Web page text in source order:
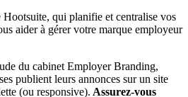
qui planifie et centralise vos
aider à gérer votre marque employeur
du cabinet Employer Branding,
publient leurs annonces sur un site
(ou responsive). Assurez-vous